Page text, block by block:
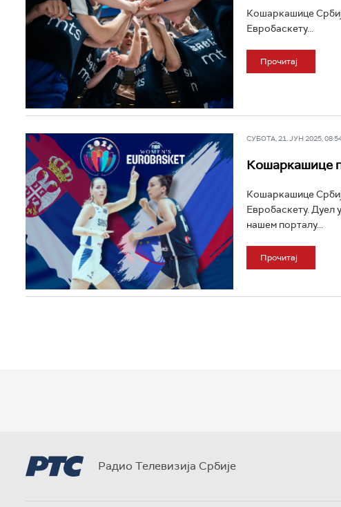
Кошаркашице
Евробаскету...
Прочитај
СУБОТА, 21. ЈУН 2025,
Кошаркашице
Кошаркашице
Евробаскету. Дуел
нашем порталу...
Прочитај
Радио Телевизија Србије